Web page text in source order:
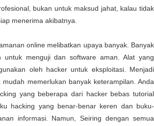
bukan untuk maksud jahat, kalau tidak
menerima akibatnya.
online melibatkan upaya banyak. Banyak
untuk menguji dan software aman. Alat yang
oleh hacker untuk eksploitasi. Menjadi
memerlukan banyak keterampilan. Anda
yang beberapa dari hacker bebas tutorial
hacking yang benar-benar keren dan buku-
informasi. Namun, Seiring dengan semua